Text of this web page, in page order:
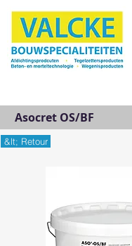
Asocret OS/BF
&lt; Retour